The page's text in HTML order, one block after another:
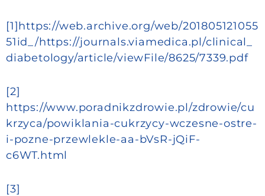
[1]https://web.archive.org/web/201805121055
51id_/https://journals.viamedica.pl/clinical_
diabetology/article/viewFile/8625/7339.pdf
[2]
https://www.poradnikzdrowie.pl/zdrowie/cu
krzyca/powiklania-cukrzycy-wczesne-ostre-
i-pozne-przewlekle-aa-bVsR-jQiF-
c6WT.html
[3]